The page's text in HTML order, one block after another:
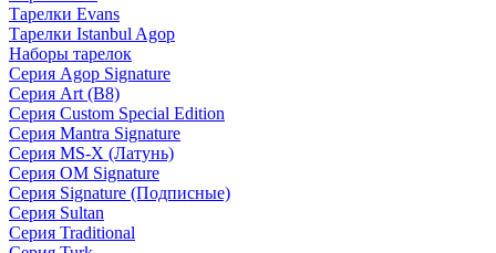
Тарелки Evans
Тарелки Istanbul Agop
Наборы тарелок
Серия Agop Signature
Серия Art (B8)
Серия Custom Special Edition
Серия Mantra Signature
Серия MS-X (Латунь)
Серия OM Signature
Серия Signature (Подписные)
Серия Sultan
Серия Traditional